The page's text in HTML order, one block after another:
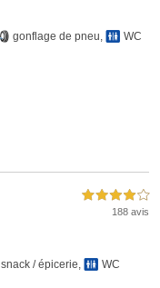
gonflage de pneu, WC
4,0 étoiles sur 5
188 avis
snack / épicerie WC